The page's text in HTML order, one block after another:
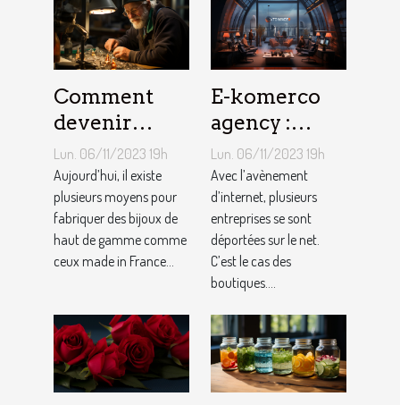
Comment
devenir
bijoutier-
joaillier ?
Lun. 06/11/2023 19h
Aujourd’hui, il existe
plusieurs moyens pour
fabriquer des bijoux de
haut de gamme comme
ceux made in France...
E-komerco
agency :
qu’est-ce que
c’est ?
Lun. 06/11/2023 19h
Avec l’avènement
d’internet, plusieurs
entreprises se sont
déportées sur le net.
C’est le cas des
boutiques....